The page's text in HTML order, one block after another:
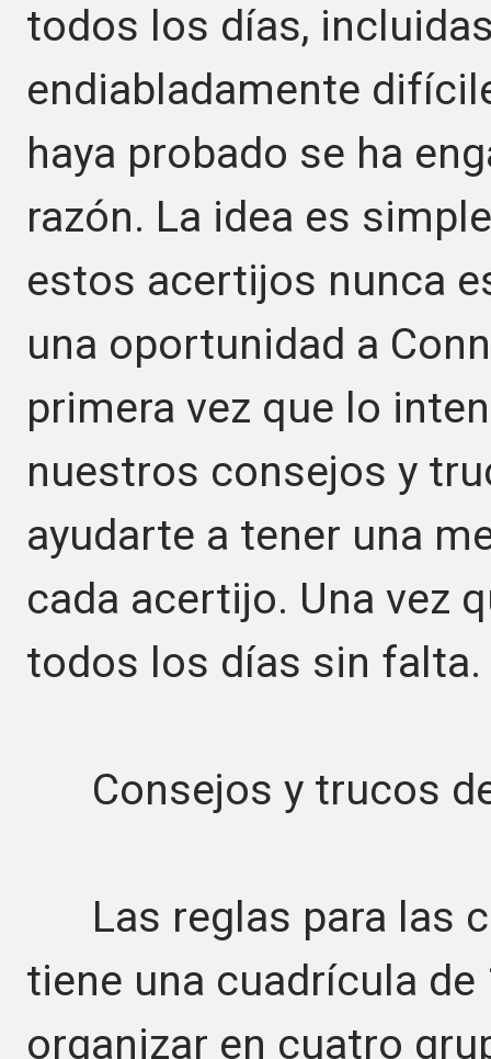
todos los días,
endiabladamente
haya probado se ha
razón. La idea es
estos acertijos nunca
una oportunidad a
primera vez que lo
nuestros consejos y
ayudarte a tener una
cada acertijo. Una vez
todos los días sin falta.
Consejos y trucos
Las reglas para las
tiene una cuadrícula
organizar en cuatro